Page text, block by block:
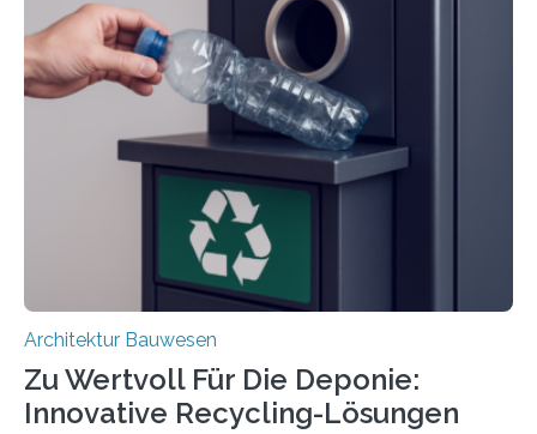
ein Klett-Verbindungssystem für Gebäude entwickelt:
Damit lassen sich unterschiedliche Gebäudeteile
resilient verbinden und bei Bedarf einfach voneinander
trennen. Der Fokus lag auf der Verbindung von
Bauteilen mit unterschiedlicher Lebensdauer, bei denen
irreversible Verbindungen den Austausch üblicherweise
erschweren. Hierzu untersuchten die Forschenden zwei
unterschiedliche Zugänge. Einerseits klebten sie…
Architektur Bauwesen
Zu Wertvoll Für Die Deponie:
Innovative Recycling-Lösungen